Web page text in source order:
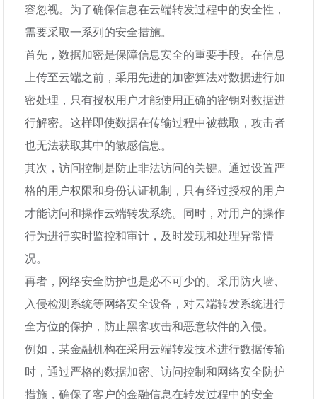
容忽视。为了确保信息在云端转发过程中的安全性，
需要采取一系列的安全措施。
首先，数据加密是保障信息安全的重要手段。在信息
上传至云端之前，采用先进的加密算法对数据进行加
密处理，只有授权用户才能使用正确的密钥对数据进
行解密。这样即使数据在传输过程中被截取，攻击者
也无法获取其中的敏感信息。
其次，访问控制是防止非法访问的关键。通过设置严
格的用户权限和身份认证机制，只有经过授权的用户
才能访问和操作云端转发系统。同时，对用户的操作
行为进行实时监控和审计，及时发现和处理异常情
况。
再者，网络安全防护也是必不可少的。采用防火墙、
入侵检测系统等网络安全设备，对云端转发系统进行
全方位的保护，防止黑客攻击和恶意软件的入侵。
例如，某金融机构在采用云端转发技术进行数据传输
时，通过严格的数据加密、访问控制和网络安全防护
措施，确保了客户的金融信息在转发过程中的安全